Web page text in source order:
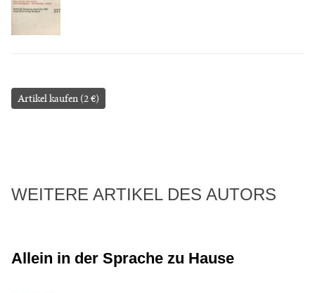
Artikel kaufen (2 €)
WEITERE ARTIKEL DES AUTORS
Allein in der Sprache zu Hause